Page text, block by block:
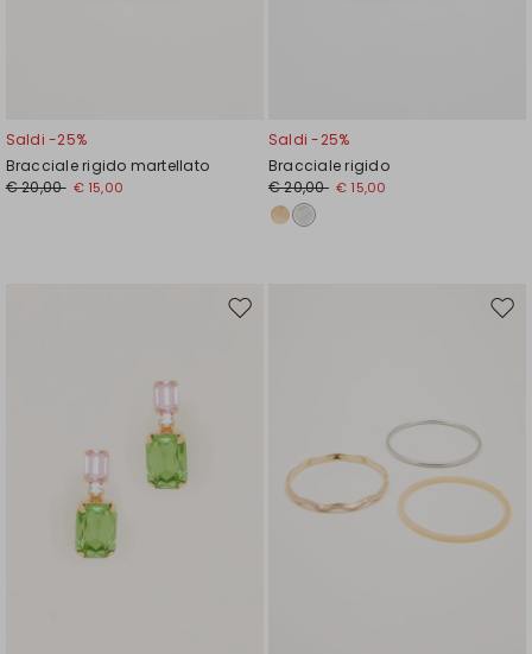
Saldi -25%
Bracciale rigido martellato
€ 20,00 € 15,00
Saldi -25%
Bracciale rigido
€ 20,00 € 15,00
Sposta